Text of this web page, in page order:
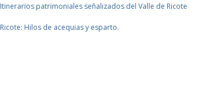
Itinerarios patrimoniales señalizados del Valle de Ricote
Ricote: Hilos de acequias y esparto.